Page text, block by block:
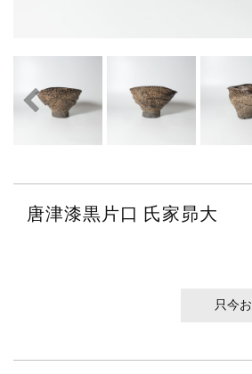
唐津漆黒片口 氏家昴大
只今